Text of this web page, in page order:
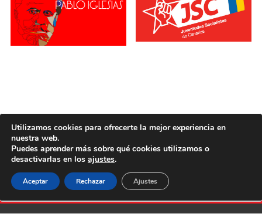
Utilizamos cookies para ofrecerte la mejor experiencia en
nuestra web.
Puedes aprender más sobre qué cookies utilizamos o
desactivarlas en los ajustes.
Aceptar Rechazar Ajustes